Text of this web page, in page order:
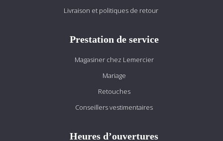
Livraison et politiques de retour
Prestation de service
Magasiner chez Lemercier
Mariage
Retouches
Conseillers vestimentaires
Heures d’ouvertures